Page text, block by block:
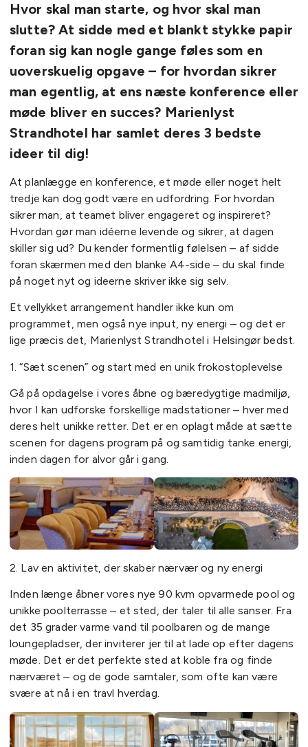
Hvor skal man starte, og hvor skal man
slutte? At sidde med et blankt stykke papir
foran sig kan nogle gange føles som en
uoverskuelig opgave – for hvordan sikrer
man egentlig, at ens næste konference eller
møde bliver en succes? Marienlyst
Strandhotel har samlet deres 3 bedste
ideer til dig!
At planlægge en konference, et møde eller noget helt
tredje kan dog godt være en udfordring. For hvordan
sikrer man, at teamet bliver engageret og inspireret?
Hvordan gør man idéerne levende og sikrer, at dagen
skiller sig ud? Du kender formentlig følelsen – af sidde
foran skærmen med den blanke A4-side – du skal finde
på noget nyt og ideerne skriver ikke sig selv.
Et vellykket arrangement handler ikke kun om
programmet, men også nye input, ny energi – og det er
lige præcis det, Marienlyst Strandhotel i Helsingør bedst.
1. “Sæt scenen” og start med en unik frokostoplevelse
Gå på opdagelse i vores åbne og bæredygtige madmiljø,
hvor I kan udforske forskellige madstationer – hver med
deres helt unikke retter. Det er en oplagt måde at sætte
scenen for dagens program på og samtidig tanke energi,
inden dagen for alvor går i gang.
2. Lav en aktivitet, der skaber nærvær og ny energi
Inden længe åbner vores nye 90 kvm opvarmede pool og
unikke poolterrasse – et sted, der taler til alle sanser. Fra
det 35 grader varme vand til poolbaren og de mange
loungepladser, der inviterer jer til at lade op efter dagens
møde. Det er det perfekte sted at koble fra og finde
nærværet – og de gode samtaler, som ofte kan være
svære at nå i en travl hverdag.